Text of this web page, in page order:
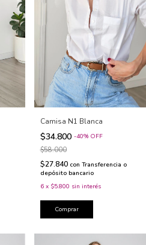
Camisa N1 Blanca
$34.800 -40% OFF
$58.000
$27.840 con Transferencia o
depósito bancario
6 x $5.800 sin interés
Comprar